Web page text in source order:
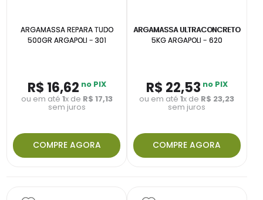
ARGAMASSA REPARA TUDO
500GR ARGAPOLI - 301
R$ 16,62 no PIX
ou em até 1x de R$ 17,13
sem juros
COMPRE AGORA
ARGAMASSA ULTRACONCRETO
5KG ARGAPOLI - 620
R$ 22,53 no PIX
ou em até1x de R$ 23,23
sem juros
COMPRE AGORA